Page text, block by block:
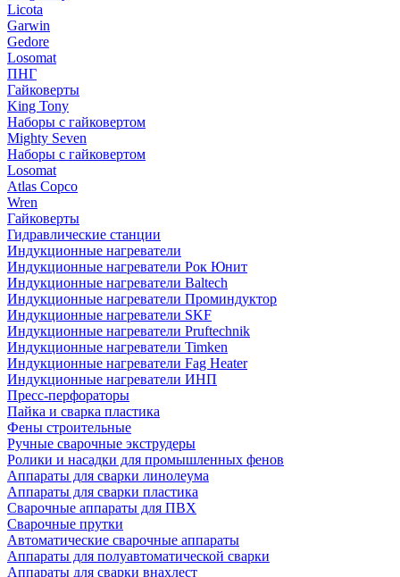
Licota
Garwin
Gedore
Losomat
ПНГ
Гайковерты
King Tony
Наборы с гайковертом
Mighty Seven
Наборы с гайковертом
Losomat
Atlas Copco
Wren
Гайковерты
Гидравлические станции
Индукционные нагреватели
Индукционные нагреватели Рок Юнит
Индукционные нагреватели Baltech
Индукционные нагреватели Проминдуктор
Индукционные нагреватели SKF
Индукционные нагреватели Pruftechnik
Индукционные нагреватели Timken
Индукционные нагреватели Fag Heater
Индукционные нагреватели ИНП
Пресс-перфораторы
Пайка и сварка пластика
Фены строительные
Ручные сварочные экструдеры
Ролики и насадки для промышленных фенов
Аппараты для сварки линолеума
Аппараты для сварки пластика
Сварочные аппараты для ПВХ
Сварочные прутки
Автоматические сварочные аппараты
Аппараты для полуавтоматической сварки
Аппараты для сварки внахлест